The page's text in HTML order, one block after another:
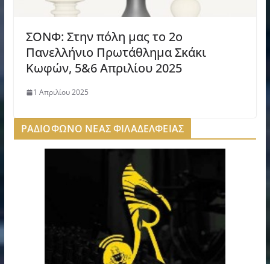
ΣΟΝΦ: Στην πόλη μας το 2ο
Πανελλήνιο Πρωτάθλημα Σκάκι
Κωφών, 5&6 Απριλίου 2025
1 Απριλίου 2025
ΡΑΔΙΟΦΩΝΟ ΝΕΑΣ ΦΙΛΑΔΕΛΦΕΙΑΣ